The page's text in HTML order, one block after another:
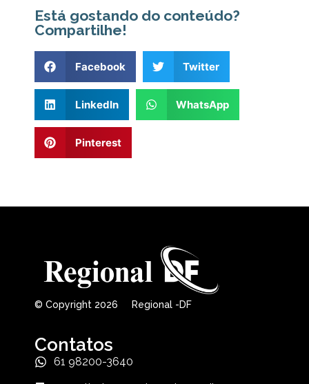
Está gostando do conteúdo?
Compartilhe!
Facebook Twitter
LinkedIn WhatsApp
Pinterest
© Copyright 2026 Regional -DF
Contatos
61 98200-3640